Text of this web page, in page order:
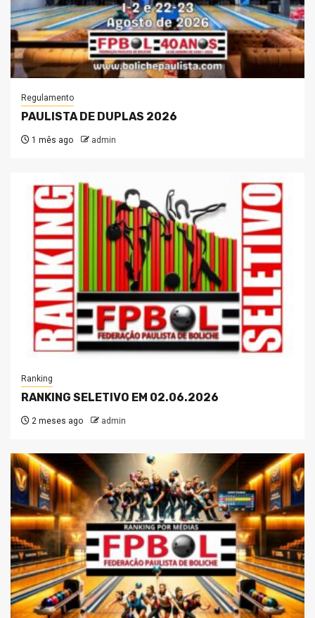
Regulamento
PAULISTA DE DUPLAS 2026
1 mês ago admin
Ranking
RANKING SELETIVO EM 02.06.2026
2 meses ago admin